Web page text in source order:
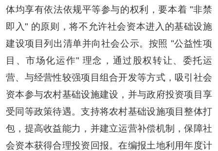
体均享有依法依规平等参与的权利，要本着 "非禁
即入" 的原则，将不允许社会资本进入的基础设施
建设项目列出清单并向社会公示。按照 "公益性项
目、市场化运作" 理念，通过股权转让、委托运
营、与经营性较强项目组合开发等方式，吸引社会
资本参与农村基础设施建设，并与政府投资项目享
受同等政策待遇。支持将农村基础设施项目整体打
包，提高收益能力，并建立运营补偿机制，保障社
会资本获得合理投资回报。在编报土地利用年度计